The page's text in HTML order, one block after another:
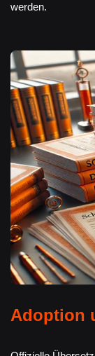
werden.
Adoption